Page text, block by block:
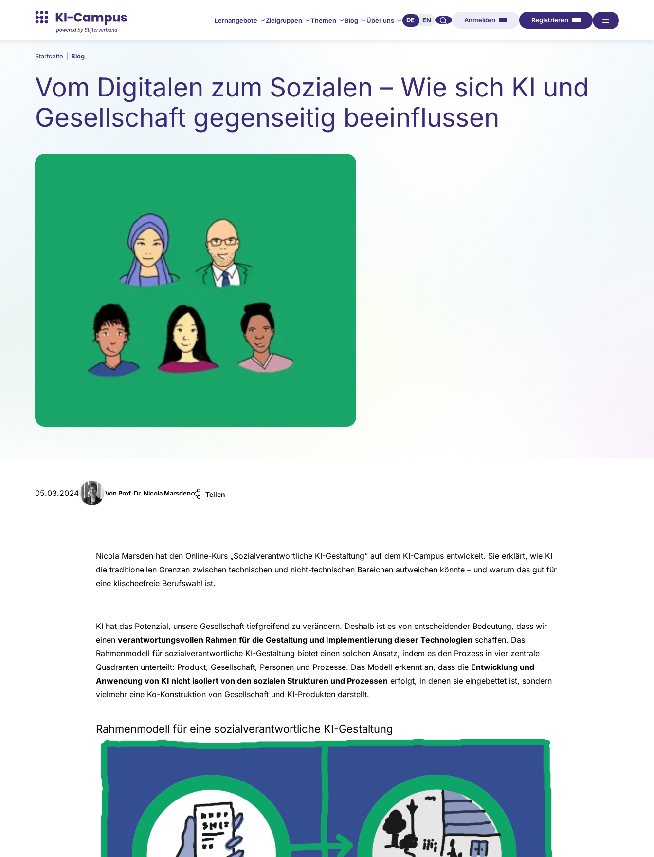
Lernangebote Zielgruppen Themen Blog Über uns DE EN 🔍︎︎ Anmelden Registrieren ═
Startseite Blog
Vom Digitalen zum Sozialen – Wie sich KI und
Gesellschaft gegenseitig beeinflussen
05.03.2024 Von Prof. Dr. Nicola Marsden Teilen
Nicola Marsden hat den Online-Kurs „Sozialverantwortliche KI-Gestaltung“ auf dem KI-Campus entwickelt. Sie erklärt, wie KI
die traditionellen Grenzen zwischen technischen und nicht-technischen Bereichen aufweichen könnte – und warum das gut für
eine klischeefreie Berufswahl ist.
KI hat das Potenzial, unsere Gesellschaft tiefgreifend zu verändern. Deshalb ist es von entscheidender Bedeutung, dass wir
einen verantwortungsvollen Rahmen für die Gestaltung und Implementierung dieser Technologien schaffen. Das
Rahmenmodell für sozialverantwortliche KI-Gestaltung bietet einen solchen Ansatz, indem es den Prozess in vier zentrale
Quadranten unterteilt: Produkt, Gesellschaft, Personen und Prozesse. Das Modell erkennt an, dass die Entwicklung und
Anwendung von KI nicht isoliert von den sozialen Strukturen und Prozessen erfolgt, in denen sie eingebettet ist, sondern
vielmehr eine Ko-Konstruktion von Gesellschaft und KI-Produkten darstellt.
Rahmenmodell für eine sozialverantwortliche KI-Gestaltung